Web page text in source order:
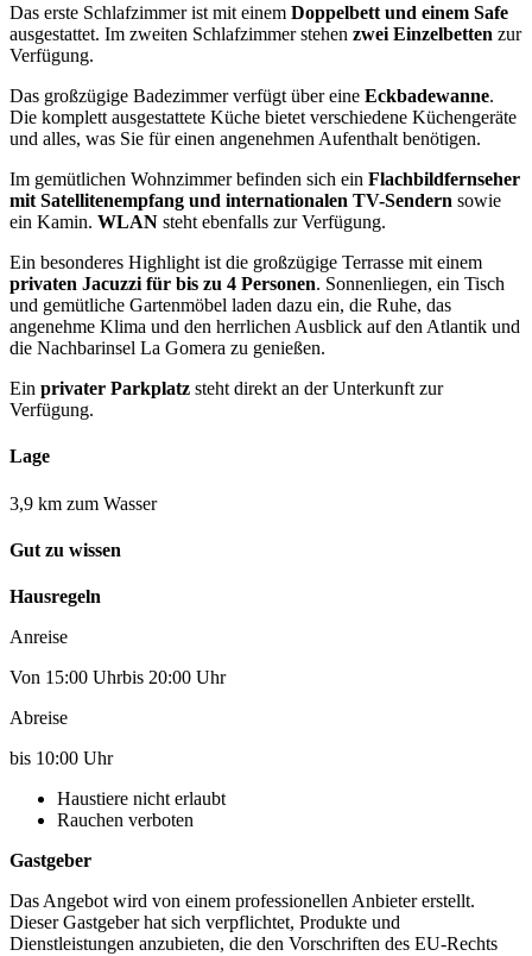
Das erste Schlafzimmer ist mit einem Doppelbett und einem Safe
ausgestattet. Im zweiten Schlafzimmer stehen zwei Einzelbetten zur
Verfügung.
Das großzügige Badezimmer verfügt über eine Eckbadewanne.
Die komplett ausgestattete Küche bietet verschiedene Küchengeräte
und alles, was Sie für einen angenehmen Aufenthalt benötigen.
Im gemütlichen Wohnzimmer befinden sich ein Flachbildfernseher
mit Satellitenempfang und internationalen TV-Sendern sowie
ein Kamin. WLAN steht ebenfalls zur Verfügung.
Ein besonderes Highlight ist die großzügige Terrasse mit einem
privaten Jacuzzi für bis zu 4 Personen. Sonnenliegen, ein Tisch
und gemütliche Gartenmöbel laden dazu ein, die Ruhe, das
angenehme Klima und den herrlichen Ausblick auf den Atlantik und
die Nachbarinsel La Gomera zu genießen.
Ein privater Parkplatz steht direkt an der Unterkunft zur
Verfügung.
Lage
3,9 km zum Wasser
Gut zu wissen
Hausregeln
Anreise
Von 15:00 Uhrbis 20:00 Uhr
Abreise
bis 10:00 Uhr
Haustiere nicht erlaubt
Rauchen verboten
Gastgeber
Das Angebot wird von einem professionellen Anbieter erstellt.
Dieser Gastgeber hat sich verpflichtet, Produkte und
Dienstleistungen anzubieten, die den Vorschriften des EU-Rechts